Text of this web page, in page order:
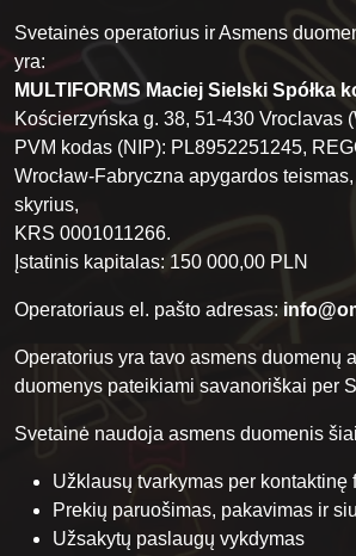
Svetainės operatorius ir Asmens
yra:
MULTIFORMS Maciej Sielski Spółka
Kościerzyńska g. 38, 51-430 Vroclavas
PVM kodas (NIP): PL8952251245,
Wrocław-Fabryczna apygardos
skyrius,
KRS 0001011266.
Įstatinis kapitalas: 150 000,00 PLN
Operatoriaus el. pašto adresas:
Operatorius yra tavo asmens duomenų
duomenys pateikiami savanoriškai per
Svetainė naudoja asmens duomenis
Užklausų tvarkymas per kontaktinę
Prekių paruošimas, pakavimas ir
Užsakytų paslaugų vykdymas